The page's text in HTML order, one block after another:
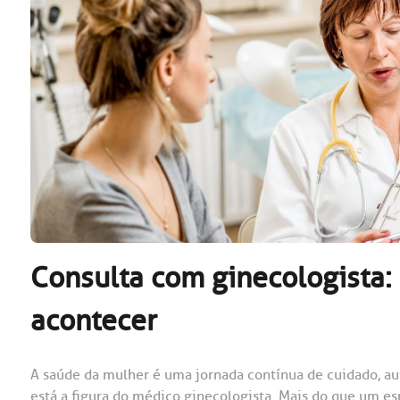
Fale
Consulta com
acontecer
A saúde da mulher é uma jornada contínua de cuidado,
está a figura do médico ginecologista. Mais do que um